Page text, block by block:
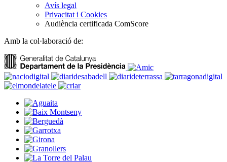
Avís legal
Privacitat i Cookies
Audiència certificada ComScore
Amb la col·laboració de: